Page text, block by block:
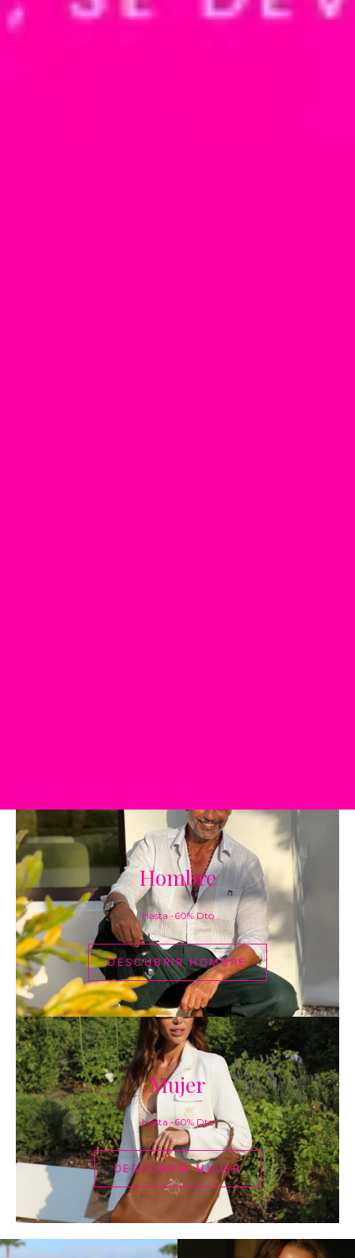
Hombre
Hasta -60% Dto
DESCUBRIR HOMBRE
Mujer
Hasta -60% Dto
DESCUBRIR MUJER
MUJER